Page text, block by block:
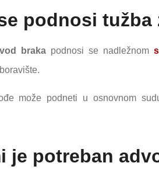
podnosi tužba
braka podnosi se nadležnom
može podneti u osnovnom
je potreban